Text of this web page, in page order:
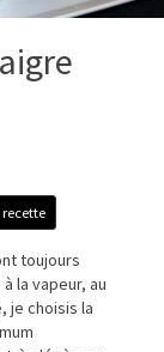
toujours
la vapeur, au
je choisis la